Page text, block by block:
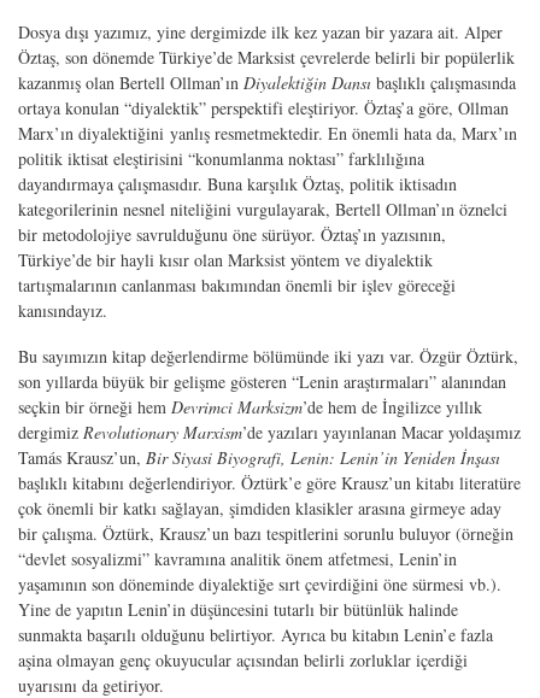
Dosya dışı yazımız, yine dergimizde ilk kez yazan bir yazara ait. Alper
Öztaş, son dönemde Türkiye’de Marksist çevrelerde belirli bir popülerlik
kazanmış olan Bertell Ollman’ın Diyalektiğin Dansı başlıklı çalışmasında
ortaya konulan “diyalektik” perspektifi eleştiriyor. Öztaş’a göre, Ollman
Marx’ın diyalektiğini yanlış resmetmektedir. En önemli hata da, Marx’ın
politik iktisat eleştirisini “konumlanma noktası” farklılığına
dayandırmaya çalışmasıdır. Buna karşılık Öztaş, politik iktisadın
kategorilerinin nesnel niteliğini vurgulayarak, Bertell Ollman’ın öznelci
bir metodolojiye savrulduğunu öne sürüyor. Öztaş’ın yazısının,
Türkiye’de bir hayli kısır olan Marksist yöntem ve diyalektik
tartışmalarının canlanması bakımından önemli bir işlev göreceği
kanısındayız.
Bu sayımızın kitap değerlendirme bölümünde iki yazı var. Özgür Öztürk,
son yıllarda büyük bir gelişme gösteren “Lenin araştırmaları” alanından
seçkin bir örneği hem Devrimci Marksizm’de hem de İngilizce yıllık
dergimiz Revolutionary Marxism’de yazıları yayınlanan Macar yoldaşımız
Tamás Krausz’un, Bir Siyasi Biyografi, Lenin: Lenin’in Yeniden İnşası
başlıklı kitabını değerlendiriyor. Öztürk’e göre Krausz’un kitabı literatüre
çok önemli bir katkı sağlayan, şimdiden klasikler arasına girmeye aday
bir çalışma. Öztürk, Krausz’un bazı tespitlerini sorunlu buluyor (örneğin
“devlet sosyalizmi” kavramına analitik önem atfetmesi, Lenin’in
yaşamının son döneminde diyalektiğe sırt çevirdiğini öne sürmesi vb.).
Yine de yapıtın Lenin’in düşüncesini tutarlı bir bütünlük halinde
sunmakta başarılı olduğunu belirtiyor. Ayrıca bu kitabın Lenin’e fazla
aşina olmayan genç okuyucular açısından belirli zorluklar içerdiği
uyarısını da getiriyor.